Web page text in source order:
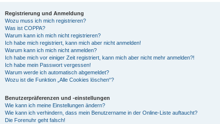
Registrierung und Anmeldung
Wozu muss ich mich registrieren?
Was ist COPPA?
Warum kann ich mich nicht registrieren?
Ich habe mich registriert, kann mich aber nicht anmelden!
Warum kann ich mich nicht anmelden?
Ich habe mich vor einiger Zeit registriert, kann mich aber nicht mehr anmelden?!
Ich habe mein Passwort vergessen!
Warum werde ich automatisch abgemeldet?
Wozu ist die Funktion „Alle Cookies löschen“?
Benutzerpräferenzen und -einstellungen
Wie kann ich meine Einstellungen ändern?
Wie kann ich verhindern, dass mein Benutzername in der Online-Liste auftaucht?
Die Forenuhr geht falsch!